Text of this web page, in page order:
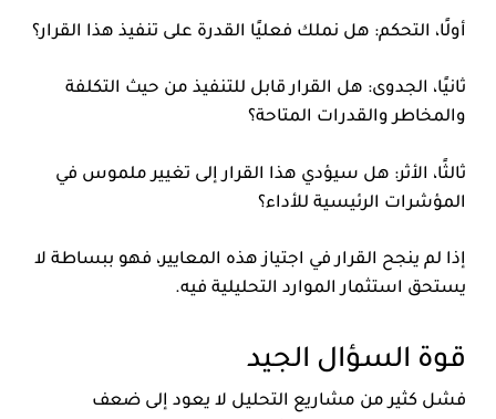
أولًا، التحكم: هل نملك فعليًا القدرة على تنفيذ هذا القرار؟
ثانيًا، الجدوى: هل القرار قابل للتنفيذ من حيث التكلفة
والمخاطر والقدرات المتاحة؟
ثالثًا، الأثر: هل سيؤدي هذا القرار إلى تغيير ملموس في
المؤشرات الرئيسية للأداء؟
إذا لم ينجح القرار في اجتياز هذه المعايير، فهو ببساطة لا
يستحق استثمار الموارد التحليلية فيه.
قوة السؤال الجيد
فشل كثير من مشاريع التحليل لا يعود إلى ضعف